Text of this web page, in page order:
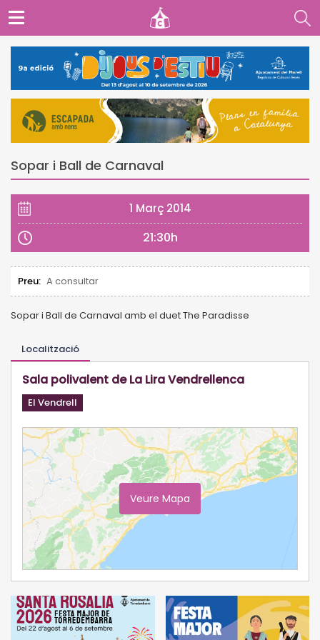
Sopar i Ball de Carnaval
1 Març 2014
21:30h
Preu: A consultar
Sopar i Ball de Carnaval amb el duet The Paradisse
Localització
Sala polivalent de La Lira Vendrellenca
El Vendrell
Veure Mapa